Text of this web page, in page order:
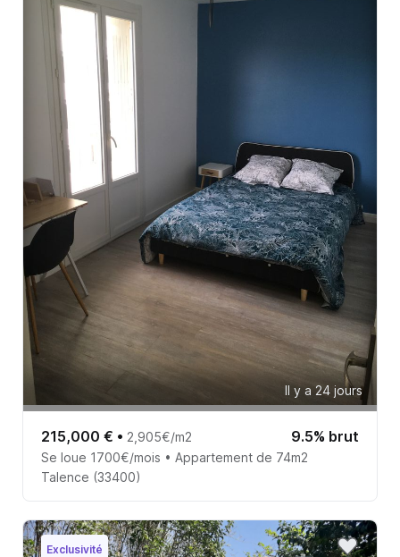
Il y a 24 jours
215,000 € • 2,905€/m2 9.5% brut
Se loue 1700€/mois • Appartement de 74m2
Talence (33400)
Exclusivité